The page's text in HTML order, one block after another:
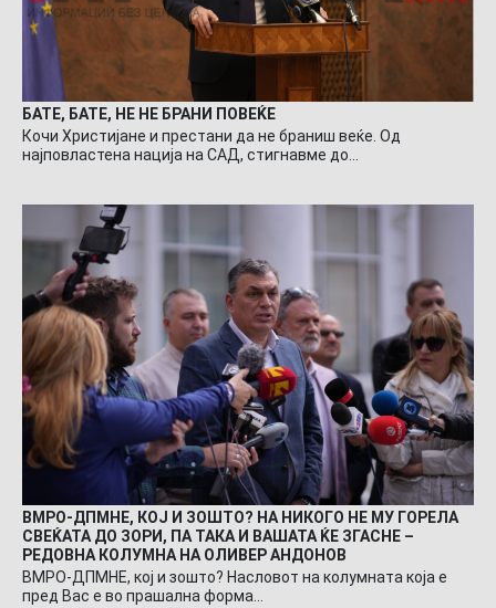
БАТЕ, БАТЕ, НЕ НЕ БРАНИ ПОВЕЌЕ
Кочи Христијане и престани да не браниш веќе. Од
најповластена нација на САД, стигнавме до…
ВМРО-ДПМНЕ, КОЈ И ЗОШТО? НА НИКОГО НЕ МУ ГОРЕЛА
СВЕЌАТА ДО ЗОРИ, ПА ТАКА И ВАШАТА ЌЕ ЗГАСНЕ –
РЕДОВНА КОЛУМНА НА ОЛИВЕР АНДОНОВ
ВМРО-ДПМНЕ, кој и зошто? Насловот на колумната која е
пред Вас е во прашална форма…